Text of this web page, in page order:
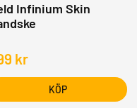
Infinium Skin
kr
KÖP